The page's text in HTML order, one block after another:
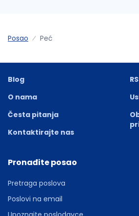
Posao Peć
Blog
O nama
Česta pitanja
Kontaktirajte nas
Pronađite posao
Pretraga poslova
Poslovi na email